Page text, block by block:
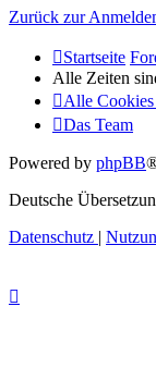
Zurück zur
Startseite
Alle Zeiten
Alle Cookies
Das Team
Powered by phpBB
Deutsche
Datenschutz |